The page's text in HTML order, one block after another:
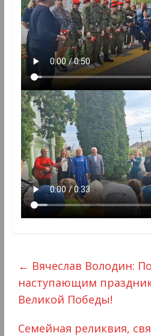
← Вячеслав Володин:
наступающим
Великой Победы!
Семейная реликвия,